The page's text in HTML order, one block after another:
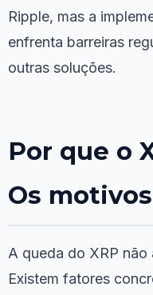
Ripple, mas a
enfrenta barreiras
outras soluções.
Por que o
Os
A queda do XRP
Existem fatores